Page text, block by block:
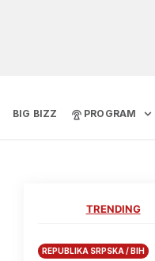
BIG BIZZ PROGRAM
TRENDING
REPUBLIKA SRPSKA / BIH